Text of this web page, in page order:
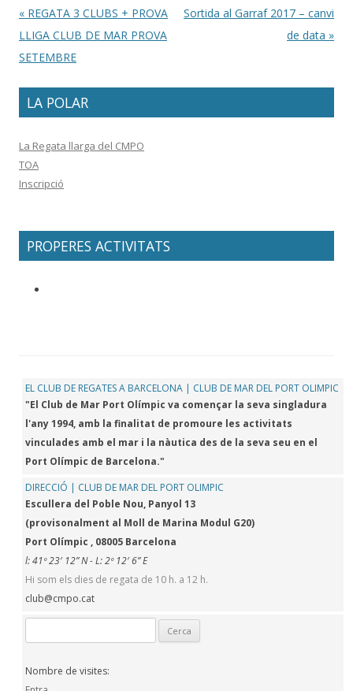
Post navigation
« REGATA 3 CLUBS + PROVA
LLIGA CLUB DE MAR PROVA
SETEMBRE
Sortida al Garraf 2017 – canvi
de data »
LA POLAR
La Regata llarga del CMPO
TOA
Inscripció
PROPERES ACTIVITATS
EL CLUB DE REGATES A BARCELONA | CLUB DE MAR DEL PORT OLIMPIC
"El Club de Mar Port Olímpic va començar la seva singladura
l'any 1994, amb la finalitat de promoure les activitats
vinculades amb el mar i la nàutica des de la seva seu en el
Port Olímpic de Barcelona."
DIRECCIÓ | CLUB DE MAR DEL PORT OLIMPIC
Escullera del Poble Nou, Panyol 13
(provisonalment al Moll de Marina Modul G20)
Port Olímpic , 08005 Barcelona
l: 41º 23′ 12” N - L: 2º 12′ 6” E
Hi som els dies de regata de 10 h. a 12 h.
club@cmpo.cat
Nombre de visites: